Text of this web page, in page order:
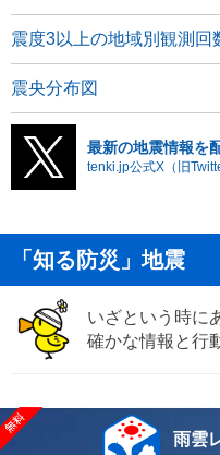
震度3以上の地域別観測回
震央分布図
最新の地震情報を
tenki.jp公式X（旧
「知る防災」地震
いざという時に
確かな情報と行
雨雲